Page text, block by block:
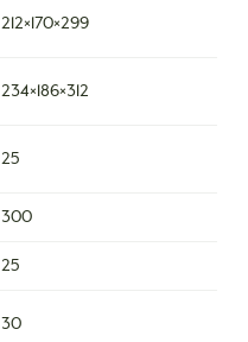
212×170×299
234×186×312
25
300
25
30